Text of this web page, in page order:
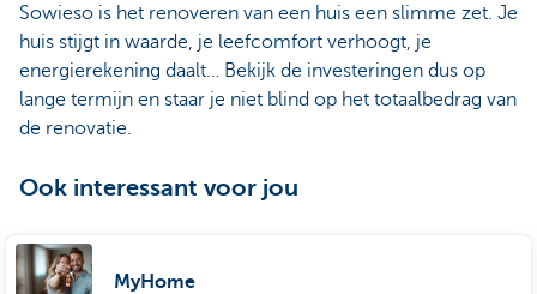
Sowieso is het renoveren van een huis een slimme zet. Je
huis stijgt in waarde, je leefcomfort verhoogt, je
energierekening daalt… Bekijk de investeringen dus op
lange termijn en staar je niet blind op het totaalbedrag van
de renovatie.
Ook interessant voor jou
MyHome